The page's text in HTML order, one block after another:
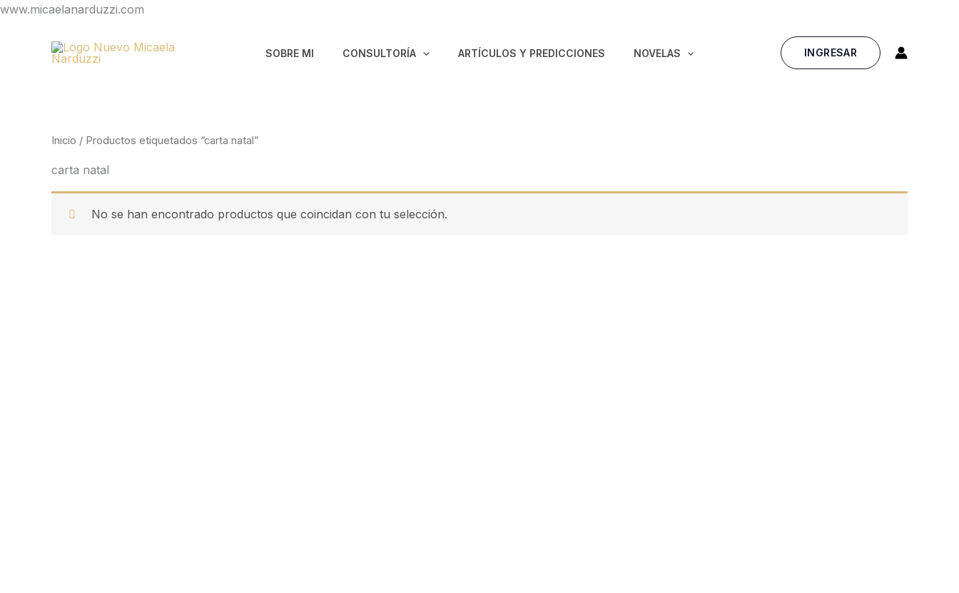
www.micaelanarduzzi.com
contenido
SOBRE MI CONSULTORÍA ARTÍCULOS Y PREDICCIONES NOVELAS INGRESAR
Inicio / Productos etiquetados “carta natal”
carta natal
No se han encontrado productos que coincidan con tu selección.